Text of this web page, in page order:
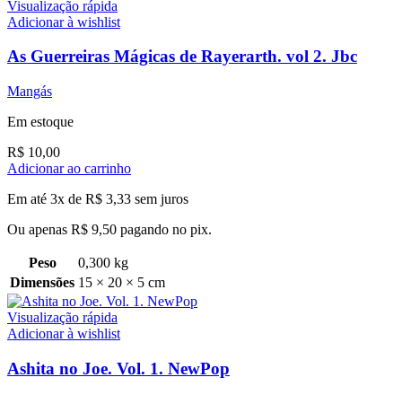
Visualização rápida
Adicionar à wishlist
As Guerreiras Mágicas de Rayerarth. vol 2. Jbc
Mangás
Em estoque
R$ 10,00
Adicionar ao carrinho
Em até 3x de R$ 3,33 sem juros
Ou apenas R$ 9,50 pagando no pix.
Peso
0,300 kg
Dimensões 15 × 20 × 5 cm
Visualização rápida
Adicionar à wishlist
Ashita no Joe. Vol. 1. NewPop